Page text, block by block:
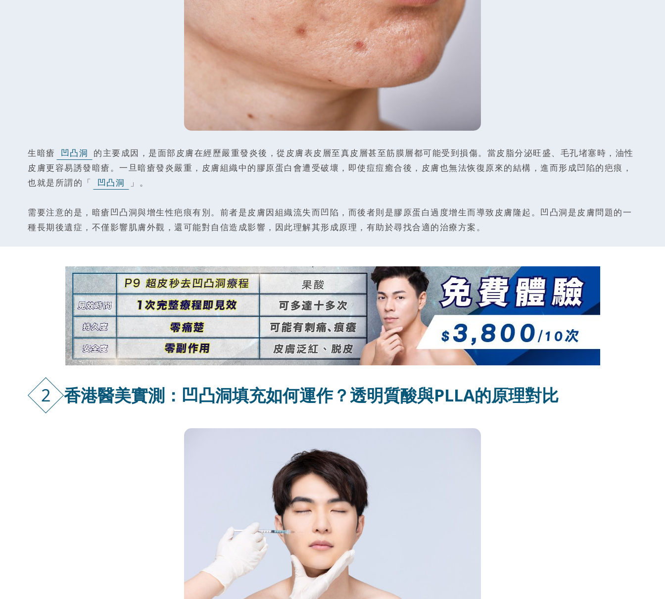
生暗瘡 凹凸洞
的主要成因，是面部皮膚在經歷嚴重發炎後，從皮膚表皮層至真皮層甚至筋膜層都可能受到損傷。當皮脂分泌旺盛、毛孔堵塞時，油性
皮膚更容易誘發暗瘡。一旦暗瘡發炎嚴重，皮膚組織中的膠原蛋白會遭受破壞，即使痘痘癒合後，皮膚也無法恢復原來的結構，進而形成凹陷的疤痕，
也就是所謂的「
凹凸洞 」。
需要注意的是，暗瘡凹凸洞與增生性疤痕有別。前者是皮膚因組織流失而凹陷，而後者則是膠原蛋白過度增生而導致皮膚隆起。凹凸洞是皮膚問題的一
種長期後遺症，不僅影響肌膚外觀，還可能對自信造成影響，因此理解其形成原理，有助於尋找合適的治療方案。
2 香港醫美實測：凹凸洞填充如何運作？透明質酸與PLLA的原理對比